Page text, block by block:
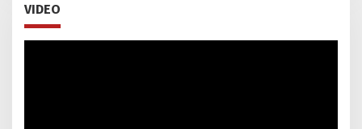
VIDEO